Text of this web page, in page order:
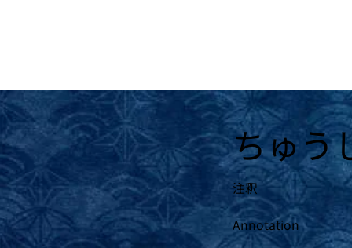
ちゅう
注釈
Annotation